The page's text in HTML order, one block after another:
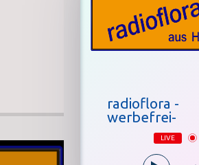
radioflora -
werbefrei-
LIVE